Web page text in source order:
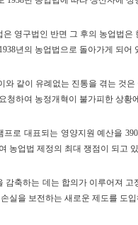
은 영구법인 반면 그 후의 농업법
년의 농업법으로 돌아가게 되어
와 같이 유례없는 진통을 겪는 것
청하여 농정개혁이 불가피한 상
프로 대표되는 영양지원 예산을
농업법 제정의 최대 쟁점이 되고
감축하는 데는 합의가 이루어져
실을 보전하는 새로운 제도를 도